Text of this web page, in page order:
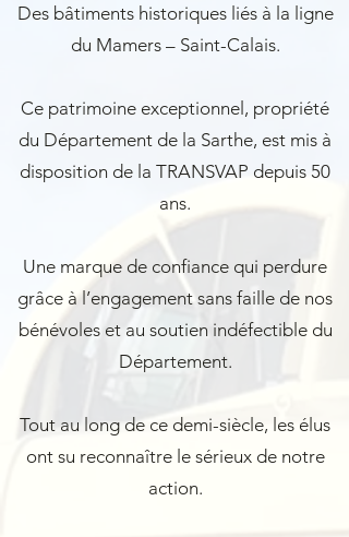
Des bâtiments historiques liés à la ligne
du Mamers – Saint-Calais.
Ce patrimoine exceptionnel, propriété
du Département de la Sarthe, est mis à
disposition de la TRANSVAP depuis 50
ans.
Une marque de confiance qui perdure
grâce à l’engagement sans faille de nos
bénévoles et au soutien indéfectible du
Département.
Tout au long de ce demi-siècle, les élus
ont su reconnaître le sérieux de notre
action.